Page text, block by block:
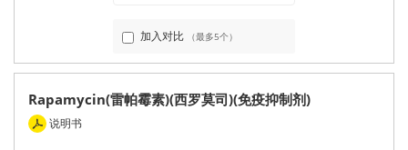
加入对比 （最多5个）
Rapamycin(雷帕霉素)(西罗莫司)(免疫抑制剂)
说明书